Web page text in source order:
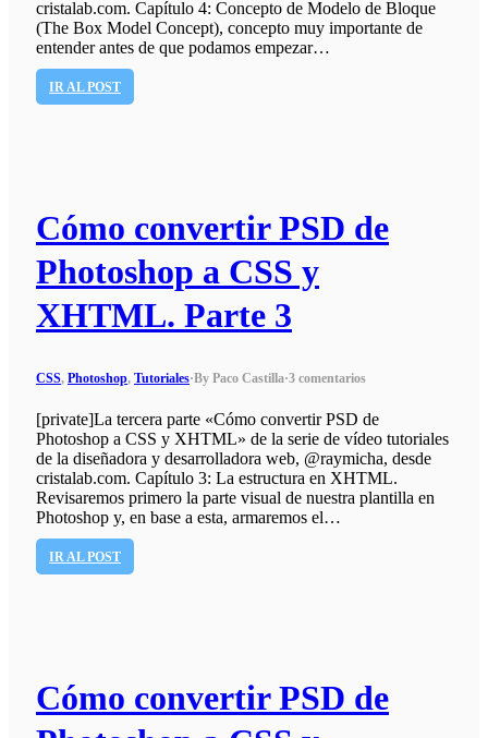
cristalab.com. Capítulo 4: Concepto de Modelo de Bloque
(The Box Model Concept), concepto muy importante de
entender antes de que podamos empezar…
IR AL POST
Cómo convertir PSD de
Photoshop a CSS y
XHTML. Parte 3
CSS, Photoshop, Tutoriales·By Paco Castilla·3 comentarios
[private]La tercera parte «Cómo convertir PSD de
Photoshop a CSS y XHTML» de la serie de vídeo tutoriales
de la diseñadora y desarrolladora web, @raymicha, desde
cristalab.com. Capítulo 3: La estructura en XHTML.
Revisaremos primero la parte visual de nuestra plantilla en
Photoshop y, en base a esta, armaremos el…
IR AL POST
Cómo convertir PSD de